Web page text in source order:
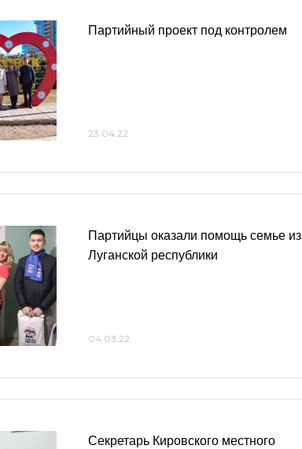
Партийный проект под контролем
23.04.22
Партийцы оказали помощь семье из
Луганской республики
04.03.22
Секретарь Кировского местного